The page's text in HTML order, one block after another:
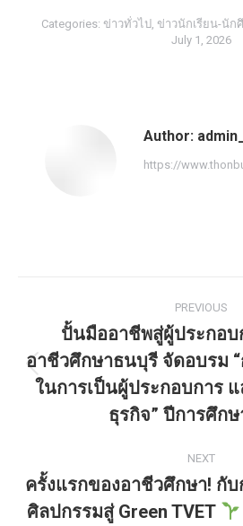
Categories: ข่าวทั่วไป ข่าวนักเรียน-นัก
July 1, 2026
Author:
https://
PREVIOUS
ปั้นมืออาชีพสู่ผู้ประกอบ
อาชีวศึกษาธนบุรี จัดอบรม
ในการเป็นผู้ประกอบการ
ธุรกิจ” ปีการศึกษ
NEXT
ครั้งแรกของอาชีวศึกษา! กั
ศิลปกรรมสู่ Green TVET